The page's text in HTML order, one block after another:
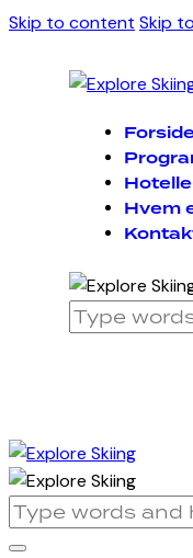
Skip to content Skip
Forside
Hvem